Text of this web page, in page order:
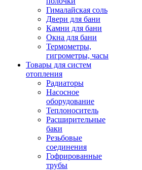
Гималайская соль
Двери для бани
Камни для бани
Окна для бани
Термометры,
гигрометры, часы
Товары для систем
отопления
Радиаторы
Насосное
оборудование
Теплоноситель
Расширительные
баки
Резьбовые
соединения
Гофрированные
трубы